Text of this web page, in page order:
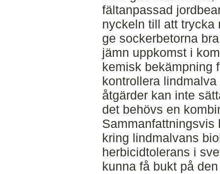
fältanpassad
nyckeln till att trycka
ge sockerbetorna
jämn uppkomst i
kemisk bekämpning
kontrollera
åtgärder kan inte
det behövs en
Sammanfattningsvis
kring lindmalvans
herbicidtolerans i
kunna få bukt på